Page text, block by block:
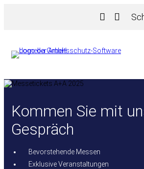
Kommen Sie mit
Gespräch
Bevorstehende Messen
Exklusive Veranstaltungen